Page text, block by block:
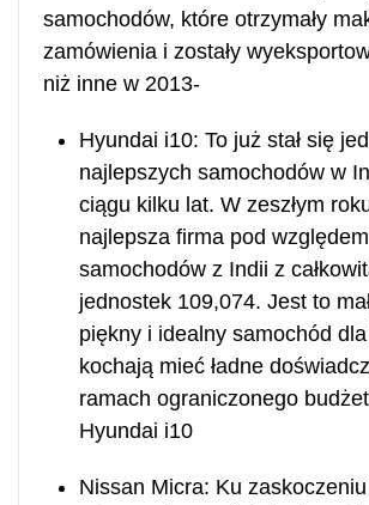
samochodów, które otrzymały
zamówienia i zostały
niż inne w 2013-
Hyundai i10: To już stał się
najlepszych samochodów w
ciągu kilku lat. W zeszłym
najlepsza firma pod
samochodów z Indii z
jednostek 109,074. Jest to
piękny i idealny samochód
kochają mieć ładne
ramach ograniczonego
Hyundai i10
Nissan Micra: Ku